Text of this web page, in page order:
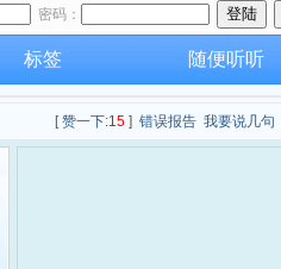
密码：
标签 随便听听
[赞一下:15 ] 错误报告 我要说几句